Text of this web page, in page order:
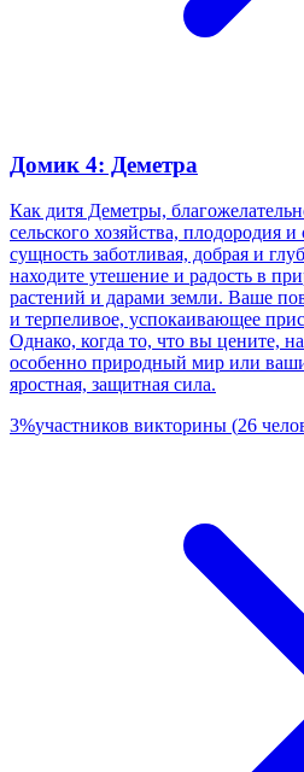
Домик 4: Деметра
Как дитя Деметры,
сельского хозяйства, плодородия
сущность заботливая, добрая и
находите утешение и радость в
растений и дарами земли. Ваше
и терпеливое, успокаивающее
Однако, когда то, что вы цените,
особенно природный мир или
яростная, защитная сила.
3%участников викторины (26